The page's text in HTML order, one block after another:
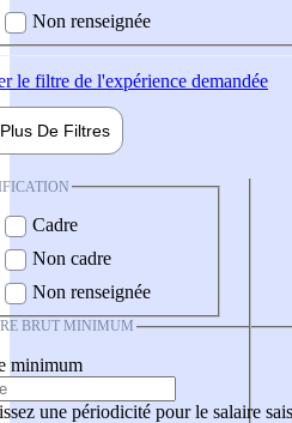
Non renseignée
le filtre de l'expérience demandée
Plus De Filtres
Cadre
Non cadre
Non renseignée
BRUT MINIMUM
minimum
une périodicité pour le salaire